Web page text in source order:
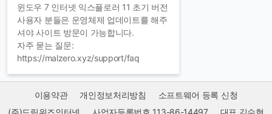
윈도우 7 인터넷 익스플로러 11 초기 버전
사용자 분들은 운영체제 업데이트를 해주
셔야 사이트 방문이 가능합니다.
자주 묻는 질문:
https://malzero.xyz/support/faq
이용약관 개인정보처리방침
소프트웨어 등록 신청
(주)드림위즈인터넷
사업자등록번호 113-86-14497 대표 김수현